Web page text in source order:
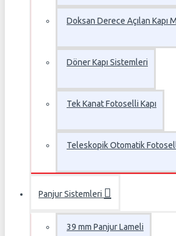
Doksan Derece Açılan Kapı
Döner Kapı Sistemleri
Tek Kanat Fotoselli Kapı
Teleskopik Otomatik
Panjur Sistemleri
39 mm Panjur Lameli